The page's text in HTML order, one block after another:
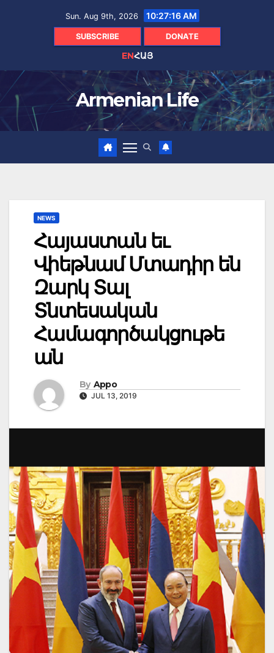
Sun. Aug 9th, 2026 10:27:17 AM
SUBSCRIBE DONATE
ENՀԱՅ
Armenian Life
NEWS
Հայաստան եւ
Վիեթնամ Մտադիր են
Զարկ Տալ
Տնտեսական
Համագործակցութե
ան
By Appo
JUL 13, 2019